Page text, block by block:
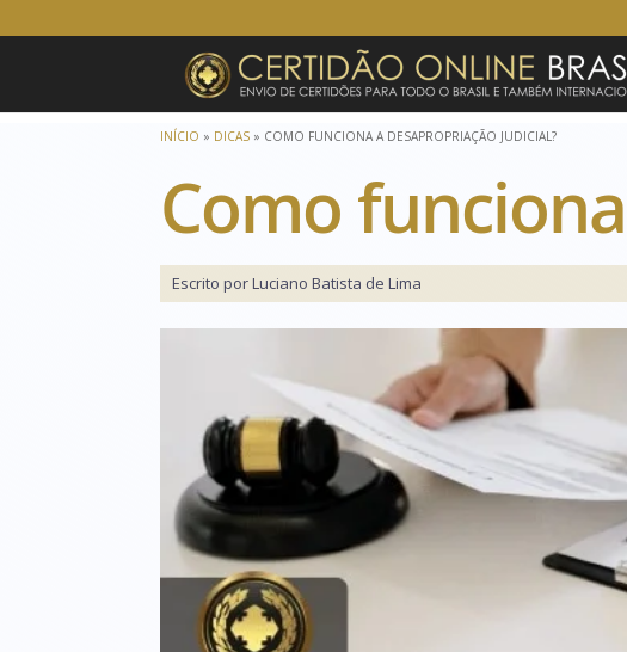
INÍCIO » DICAS » COMO FUNCIONA A DESAPROPRIAÇÃO JUDICIAL?
Como
Escrito por Luciano Batista de Lima